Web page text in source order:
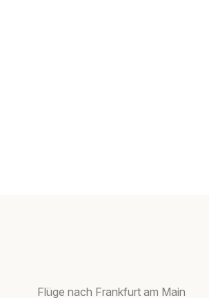
Flüge nach Frankfurt am Main